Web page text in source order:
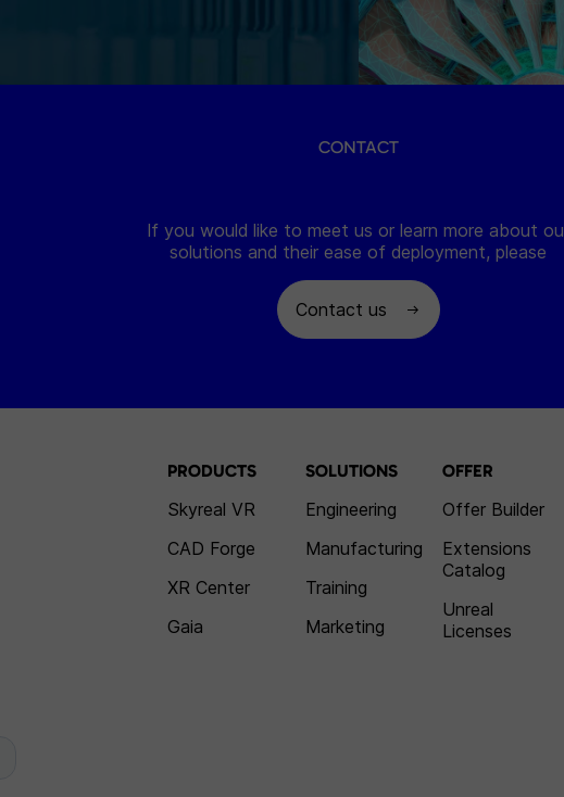
CONTACT
If you would like to meet us or learn more about
solutions and their ease of deployment, please
Contact us
PRODUCTS
Skyreal VR
CAD Forge
XR Center
Gaia
SOLUTIONS
Engineering
Manufacturing
Training
Marketing
OFFER
Offer Builder
Extensions
Catalog
Unreal
Licenses